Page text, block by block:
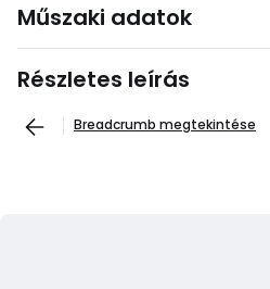
Műszaki adatok
Részletes leírás
Breadcrumb megtekintése